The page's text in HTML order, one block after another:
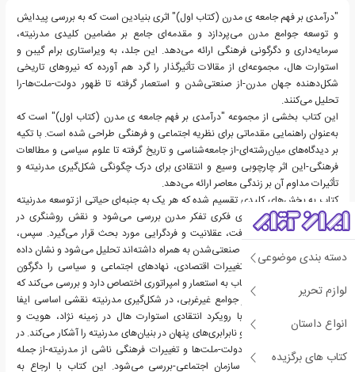
دسته بندی موضوعی
لوازم تحریر
انواع داستان
کتاب های برگزیده
"درآمدی بر فهم جامعه ی مدرن (کتاب اول)" اثری بنیادین است که به بررسی پیدایش
و توسعه جوامع مدرن می‌پردازد و مقدمه‌ای جامع بر مضامین کلیدی مدرنیته،
سرمایه‌داری و دگرگونی فرهنگی ارائه می‌دهد. این جلد، به ویراستاری برام گیبن و
استوارت هال، مجموعه‌ای از مقالات تأثیرگذار را گرد هم آورده که نیروهای تاریخی
شکل‌دهنده جهان مدرن-از صنعتی‌شدن و استعمار گرفته تا ظهور دولت-ملت‌ها-را
تحلیل می‌کنند.
این کتاب بخشی از مجموعه "درآمدی بر فهم جامعه ی مدرن (کتاب اول)" است که
به‌عنوان راهنمایی مقدماتی برای نظریه اجتماعی و فرهنگی طراحی شده است. با تکیه
بر دیدگاه‌های میان‌رشته‌ای-از جامعه‌شناسی و تاریخ گرفته تا علوم سیاسی و مطالعات
فرهنگی-این اثر چارچوبی وسیع و انتقادی برای درک چگونگی شکل‌گیری مدرنیته و
تأثیرات مداوم آن بر زندگی معاصر ارائه می‌دهد.
کتاب به بخش‌های کلیدی تقسیم شده که هر یک به جنبه‌ای حیاتی از توسعه مدرنیته
می‌پردازد. ابتدا، ریشه‌های فکری تفکر مدرن بررسی می‌شود و نقش روشنگری در
شکل‌گیری ایده‌های پیشرفت، عقلانیت و فردگرایی مورد بحث قرار می‌گیرد. سپس،
تحولاتی که سرمایه‌داری و صنعتی‌شدن به همراه داشته‌اند تحلیل می‌شود و نشان داده
می‌شود که چگونه این تغییرات اقتصادی، نهادهای اجتماعی و سیاسی را دگرگون
کرده‌اند. بخش مهمی از کتاب به استعمار و امپراتوری اختصاص دارد و بررسی می‌کند که
چگونه سلطه اروپاییان بر جوامع غیرغربی، در شکل‌گیری مدرنیته نقشی اساسی ایفا
کرده است. این دیدگاه با رویکرد انتقادی استوارت هال در زمینه نژاد، هویت و
جهانی‌شدن همسو است و نابرابری‌های پنهان در بنیان‌های مدرنیته را آشکار می‌کند. در
بخش‌های پایانی، ظهور دولت-ملت‌ها و تغییرات فرهنگی ناشی از مدرنیته-از جمله
شهرنشینی، ارتباطات و سازمان اجتماعی-بررسی می‌شود. این کتاب با ارجاع به